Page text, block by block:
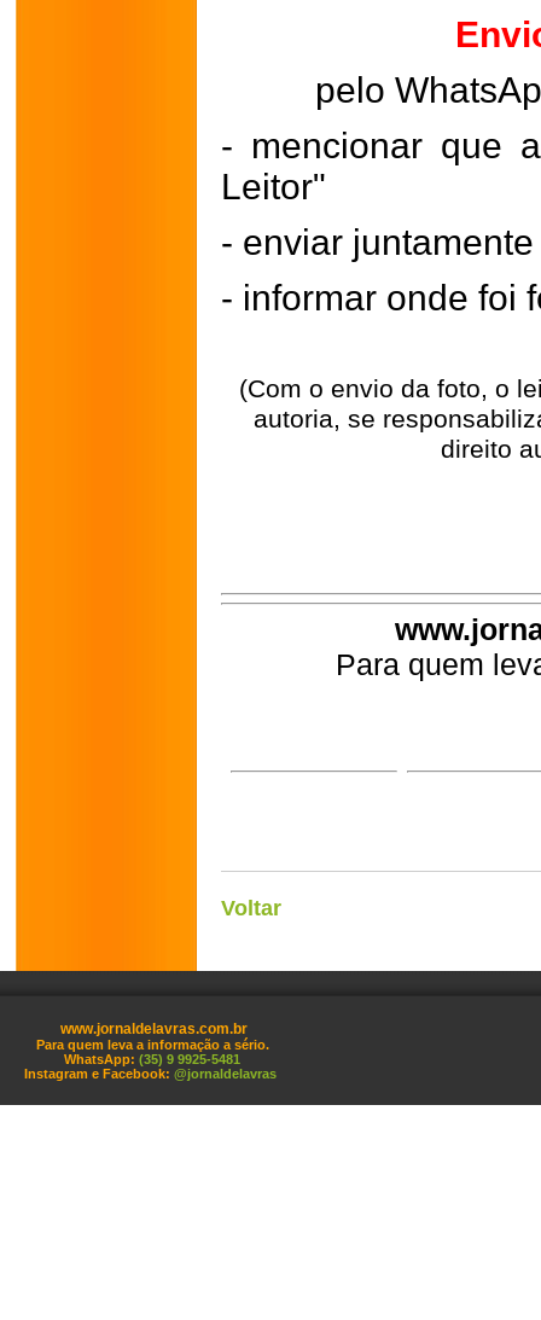
pelo
- mencionar que
Leitor"
- enviar
- informar onde foi
(Com o envio da foto, o
autoria, se
direito
Para quem
Voltar
www.jornaldelavras.com.br
Para quem leva a informação a sério.
WhatsApp: (35) 9 9925-5481
Instagram e Facebook: @jornaldelavras